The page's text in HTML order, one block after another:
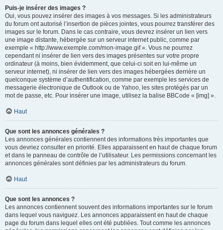
Puis-je insérer des images ?
Oui, vous pouvez insérer des images à vos messages. Si les administrateurs
du forum ont autorisé l’insertion de pièces jointes, vous pourrez transférer des
images sur le forum. Dans le cas contraire, vous devrez insérer un lien vers
une image distante, hébergée sur un serveur internet public, comme par
exemple « http://www.exemple.com/mon-image.gif ». Vous ne pourrez
cependant ni insérer de lien vers des images présentes sur votre propre
ordinateur (à moins, bien évidemment, que celui-ci soit en lui-même un
serveur internet), ni insérer de lien vers des images hébergées derrière un
quelconque système d’authentification, comme par exemple les services de
messagerie électronique de Outlook ou de Yahoo, les sites protégés par un
mot de passe, etc. Pour insérer une image, utilisez la balise BBCode « [img] ».
Haut
Que sont les annonces générales ?
Les annonces générales contiennent des informations très importantes que
vous devriez consulter en priorité. Elles apparaissent en haut de chaque forum
et dans le panneau de contrôle de l’utilisateur. Les permissions concernant les
annonces générales sont définies par les administrateurs du forum.
Haut
Que sont les annonces ?
Les annonces contiennent souvent des informations importantes sur le forum
dans lequel vous naviguez. Les annonces apparaissent en haut de chaque
page du forum dans lequel elles ont été publiées. Tout comme les annonces